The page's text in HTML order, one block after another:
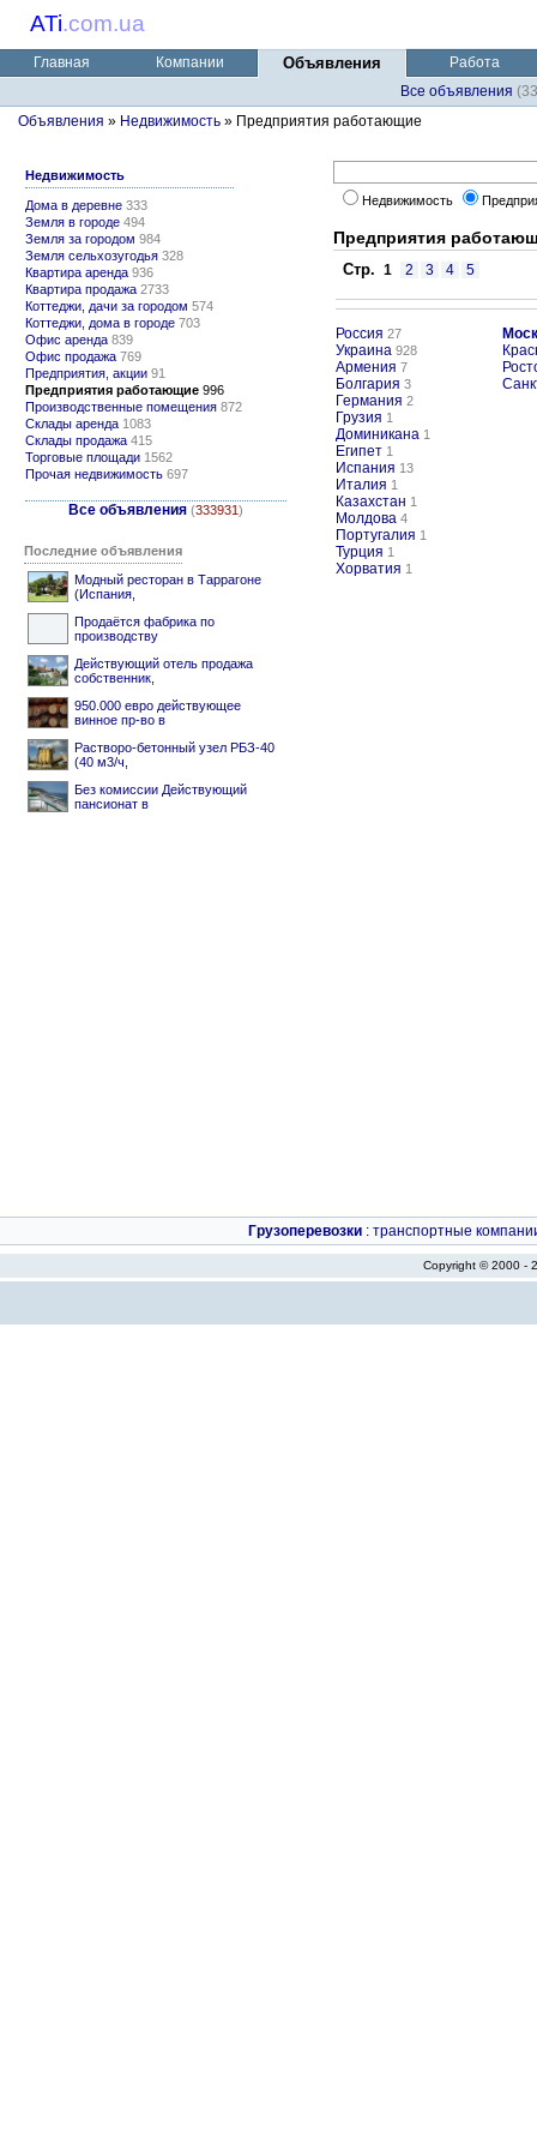
ATi.com.ua
Главная Компании Объявления
Работа
Все объявления
Объявления » Недвижимость » Предприятия работающие
Недвижимость
Дома в деревне 333
Земля в городе 494
Земля за городом 984
Земля сельхозугодья 328
Квартира аренда 936
Квартира продажа 2733
Коттеджи, дачи за городом 574
Коттеджи, дома в городе 703
Офис аренда 839
Офис продажа 769
Предприятия, акции 91
Предприятия работающие 996
Производственные помещения 872
Склады аренда 1083
Склады продажа 415
Торговые площади 1562
Прочая недвижимость 697
Все объявления (333931)
Последние объявления
Модный ресторан в Таррагоне
(Испания,
Продаётся фабрика по
производству
Действующий отель продажа
собственник,
950.000 евро действующее
винное пр-во в
Растворо-бетонный узел РБЗ-40
(40 м3/ч,
Без комиссии Действующий
пансионат в
Недвижимость
Предприятия
Стр. 1 2 3 4 5
Россия 27
Украина 928
Армения 7
Болгария 3
Германия 2
Грузия 1
Доминикана 1
Египет 1
Испания 13
Италия 1
Казахстан 1
Молдова 4
Португалия 1
Турция 1
Хорватия 1
Грузоперевозки : транспортные
Copyright © 2000 -